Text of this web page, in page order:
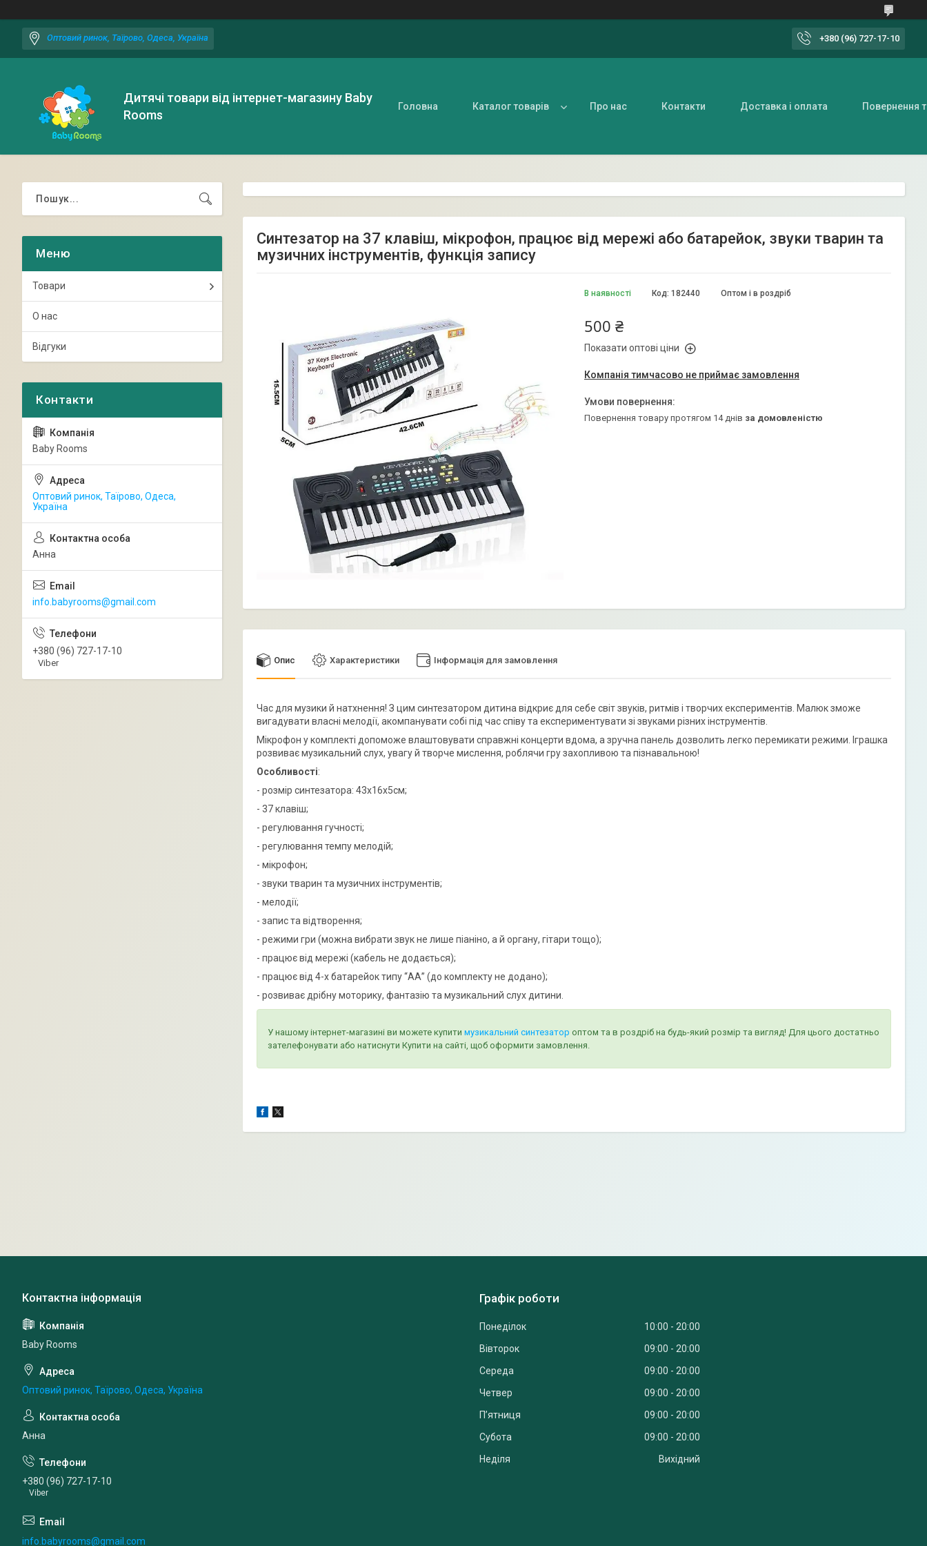
Оптовий ринок, Таїрово, Одеса, Україна +380 (96) 727-17-10
Дитячі товари від інтернет-магазину Baby
Rooms
Головна Каталог товарів Про нас Контакти Доставка і оплата Повернення
Синтезатор на 37 клавіш, мікрофон, працює від мережі або батарейок, звуки тварин та
музичних інструментів, функція запису
В наявності Оптом і в роздріб
Код: 182440
500 ₴
Показати оптові ціни
Компанія тимчасово не приймає замовлення
повернення товару протягом 14 днів за домовленістю
Опис Характеристики Інформація для замовлення
Час для музики й натхнення! З цим синтезатором дитина відкриє для себе світ звуків, ритмів і творчих експериментів. Малюк зможе
вигадувати власні мелодії, акомпанувати собі під час співу та експериментувати зі звуками різних інструментів.
Мікрофон у комплекті допоможе влаштовувати справжні концерти вдома, а зручна панель дозволить легко перемикати режими. Іграшка
розвиває музикальний слух, увагу й творче мислення, роблячи гру захопливою та пізнавальною!
Особливості:
- розмір синтезатора: 43х16х5см;
- 37 клавіш;
- регулювання гучності;
- регулювання темпу мелодій;
- мікрофон;
- звуки тварин та музичних інструментів;
- мелодії;
- запис та відтворення;
- режими гри (можна вибрати звук не лише піаніно, а й органу, гітари тощо);
- працює від мережі (кабель не додається);
- працює від 4-х батарейок типу “АА” (до комплекту не додано);
- розвиває дрібну моторику, фантазію та музикальний слух дитини.
У нашому інтернет-магазині ви можете купити музикальний синтезатор оптом та в роздріб на будь-який розмір та вигляд! Для цього достатньо
зателефонувати або натиснути Купити на сайті, щоб оформити замовлення.
Товари
О нас
Відгуки
Baby Rooms
Оптовий ринок, Таїрово, Одеса,
Україна
Анна
info.babyrooms@gmail.com
+380 (96) 727-17-10
Viber
Baby Rooms
Оптовий ринок, Таїрово, Одеса, Україна
Анна
+380 (96) 727-17-10
Viber
info.babyrooms@gmail.com
Графік роботи
Понеділок 10:00
20:00
Вівторок
09:00
20:00
Середа
09:00
20:00
Четвер
09:00
20:00
Пʼятниця
09:00
20:00
Субота
09:00
20:00
Неділя
Вихідний